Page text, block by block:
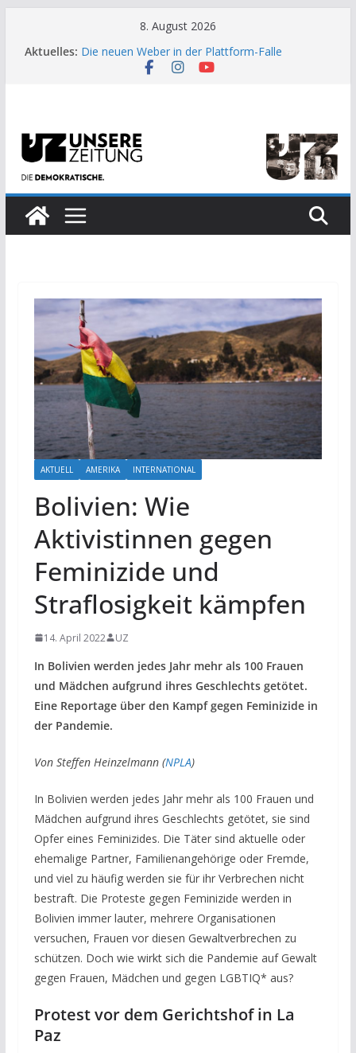
8. August 2026
Aktuelles: Die neuen Weber in der Plattform-Falle
Moment der Woche: Die Heuschrecke
US-Wahl: Arzt aus Detroit besiegt 70-Millionen-
Dollar-Lobby
AKTUELL AMERIKA INTERNATIONAL
Bolivien: Wie
Aktivistinnen gegen
Feminizide und
Straflosigkeit kämpfen
14. April 2022 UZ
In Bolivien werden jedes Jahr mehr als 100 Frauen
und Mädchen aufgrund ihres Geschlechts getötet.
Eine Reportage über den Kampf gegen Feminizide in
der Pandemie.
Von Steffen Heinzelmann (NPLA)
In Bolivien werden jedes Jahr mehr als 100 Frauen und
Mädchen aufgrund ihres Geschlechts getötet, sie sind
Opfer eines Feminizides. Die Täter sind aktuelle oder
ehemalige Partner, Familienangehörige oder Fremde,
und viel zu häufig werden sie für ihr Verbrechen nicht
bestraft. Die Proteste gegen Feminizide werden in
Bolivien immer lauter, mehrere Organisationen
versuchen, Frauen vor diesen Gewaltverbrechen zu
schützen. Doch wie wirkt sich die Pandemie auf Gewalt
gegen Frauen, Mädchen und gegen LGBTIQ* aus?
Protest vor dem Gerichtshof in La
Paz